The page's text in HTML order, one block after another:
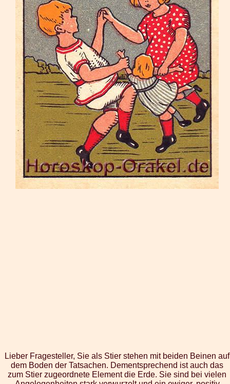
Lieber Fragesteller, Sie als Stier stehen mit beiden Beinen auf
dem Boden der Tatsachen. Dementsprechend ist auch das
zum Stier zugeordnete Element die Erde. Sie sind bei vielen